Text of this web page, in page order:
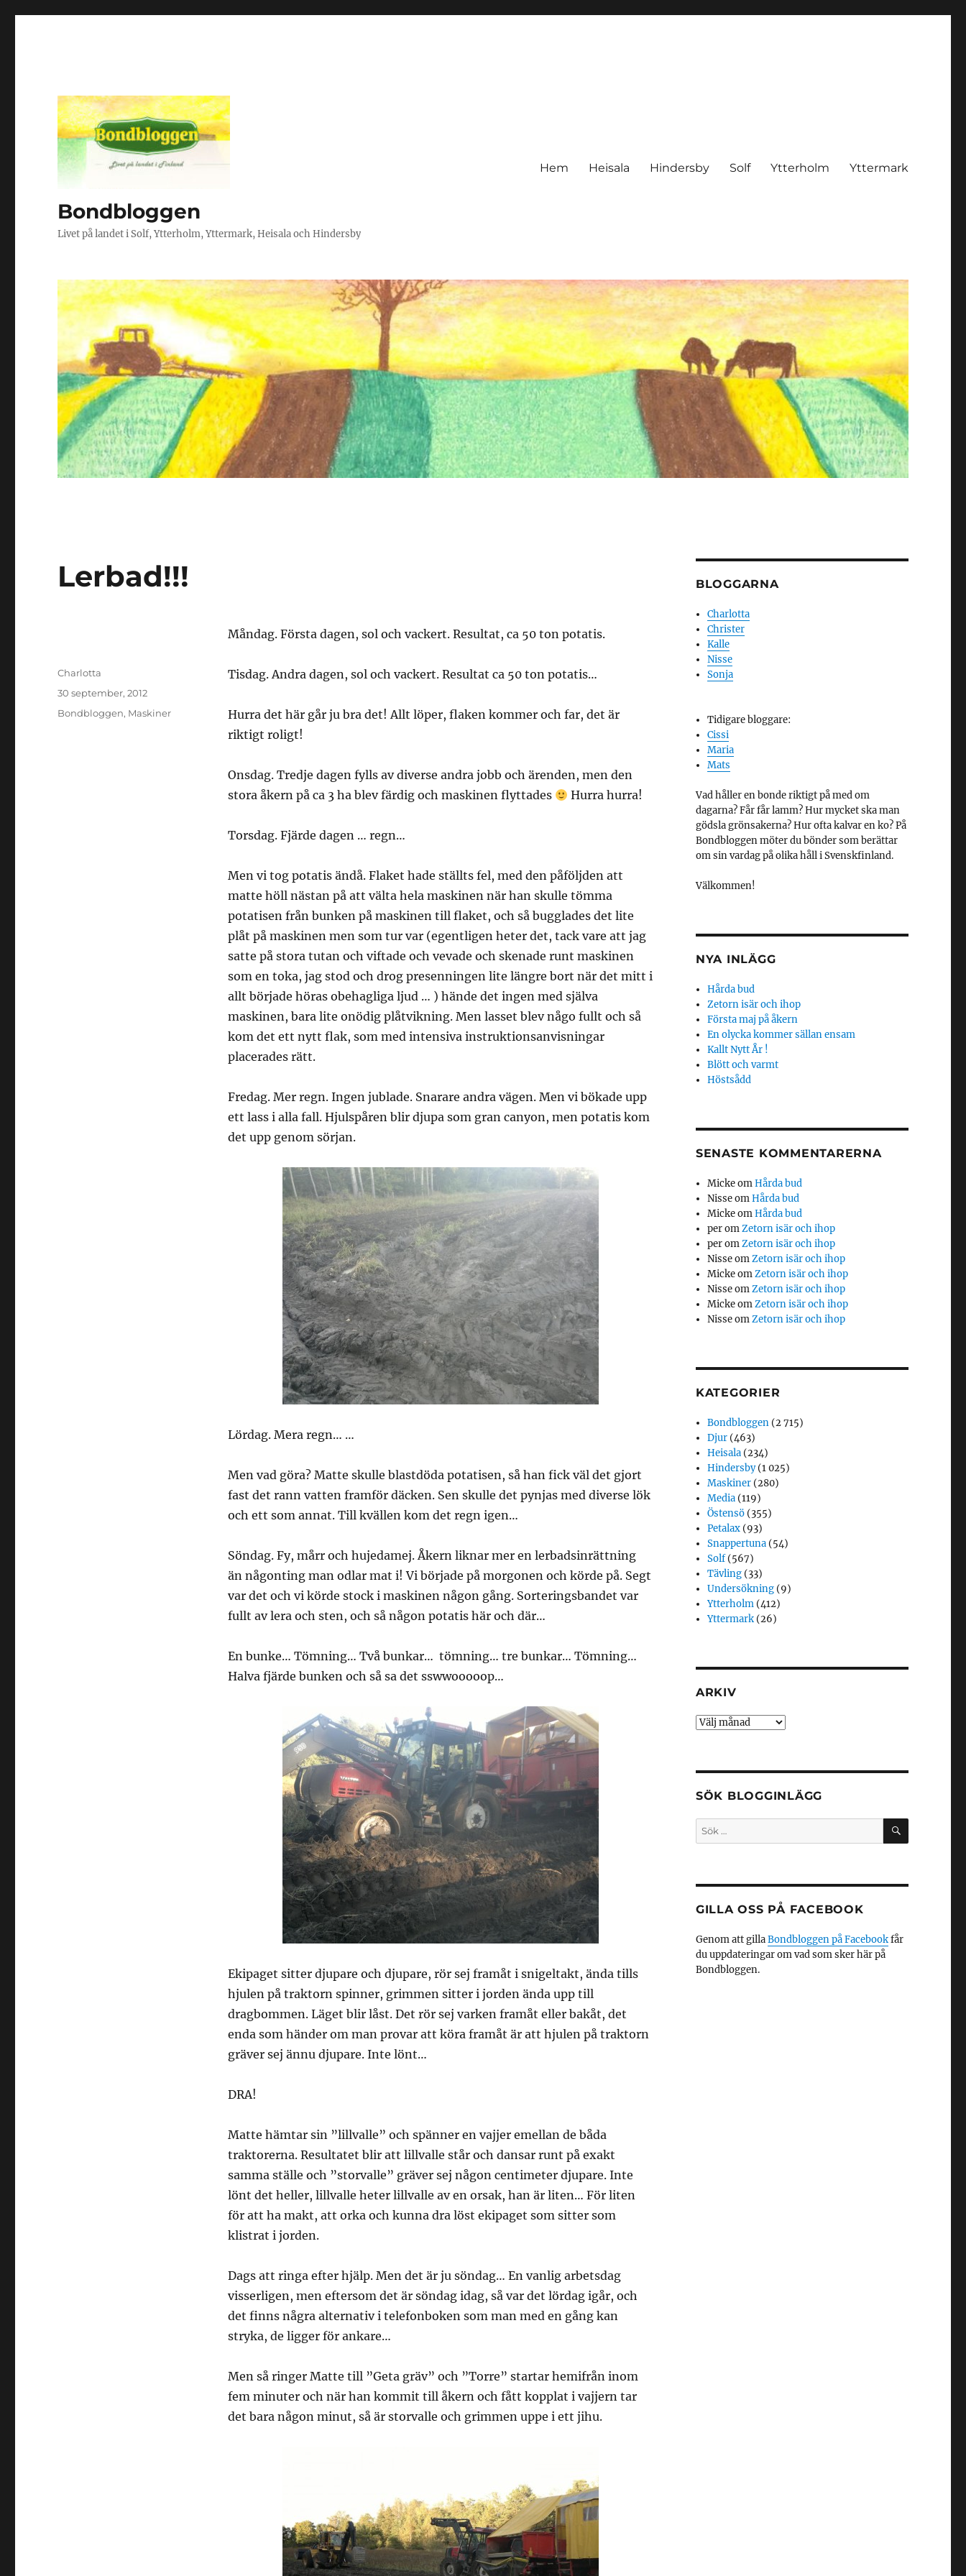
Bondbloggen
Livet på landet i Solf, Ytterholm, Yttermark, Heisala och Hindersby
Hem Heisala Hindersby Solf Ytterholm Yttermark
Lerbad!!!
Måndag. Första dagen, sol och vackert. Resultat, ca 50 ton potatis.
Tisdag. Andra dagen, sol och vackert. Resultat ca 50 ton potatis…
Hurra det här går ju bra det! Allt löper, flaken kommer och far, det är
riktigt roligt!
Onsdag. Tredje dagen fylls av diverse andra jobb och ärenden, men den
stora åkern på ca 3 ha blev färdig och maskinen flyttades
Hurra hurra!
Torsdag. Fjärde dagen … regn…
Men vi tog potatis ändå. Flaket hade ställts fel, med den påföljden att
matte höll nästan på att välta hela maskinen när han skulle tömma
potatisen från bunken på maskinen till flaket, och så bugglades det lite
plåt på maskinen men som tur var (egentligen heter det, tack vare att jag
satte på stora tutan och viftade och vevade och skenade runt maskinen
som en toka, jag stod och drog presenningen lite längre bort när det mitt i
allt började höras obehagliga ljud … ) hände det ingen med själva
maskinen, bara lite onödig plåtvikning. Men lasset blev någo fullt och så
kom det ett nytt flak, som med intensiva instruktionsanvisningar
placerades rätt.
Fredag. Mer regn. Ingen jublade. Snarare andra vägen. Men vi bökade upp
ett lass i alla fall. Hjulspåren blir djupa som gran canyon, men potatis kom
det upp genom sörjan.
Lördag. Mera regn… …
Men vad göra? Matte skulle blastdöda potatisen, så han fick väl det gjort
fast det rann vatten framför däcken. Sen skulle det pynjas med diverse lök
och ett som annat. Till kvällen kom det regn igen…
Söndag. Fy, mårr och hujedamej. Åkern liknar mer en lerbadsinrättning
än någonting man odlar mat i! Vi började på morgonen och körde på. Segt
var det och vi körde stock i maskinen någon gång. Sorteringsbandet var
fullt av lera och sten, och så någon potatis här och där…
En bunke… Tömning… Två bunkar… tömning… tre bunkar… Tömning…
Halva fjärde bunken och så sa det sswwooooop…
Ekipaget sitter djupare och djupare, rör sej framåt i snigeltakt, ända tills
hjulen på traktorn spinner, grimmen sitter i jorden ända upp till
dragbommen. Läget blir låst. Det rör sej varken framåt eller bakåt, det
enda som händer om man provar att köra framåt är att hjulen på traktorn
gräver sej ännu djupare. Inte lönt…
DRA!
Matte hämtar sin ”lillvalle” och spänner en vajjer emellan de båda
traktorerna. Resultatet blir att lillvalle står och dansar runt på exakt
samma ställe och ”storvalle” gräver sej någon centimeter djupare. Inte
lönt det heller, lillvalle heter lillvalle av en orsak, han är liten… För liten
för att ha makt, att orka och kunna dra löst ekipaget som sitter som
klistrat i jorden.
Dags att ringa efter hjälp. Men det är ju söndag… En vanlig arbetsdag
visserligen, men eftersom det är söndag idag, så var det lördag igår, och
det finns några alternativ i telefonboken som man med en gång kan
stryka, de ligger för ankare…
Men så ringer Matte till ”Geta gräv” och ”Torre” startar hemifrån inom
fem minuter och när han kommit till åkern och fått kopplat i vajjern tar
det bara någon minut, så är storvalle och grimmen uppe i ett jihu.
Författare
Charlotta
Publicerat
30 september, 2012
Kategorier
Bondbloggen, Maskiner
BLOGGARNA
Charlotta
Christer
Kalle
Nisse
Sonja
Tidigare bloggare:
Cissi
Maria
Mats
Vad håller en bonde riktigt på med om
dagarna? Får får lamm? Hur mycket ska man
gödsla grönsakerna? Hur ofta kalvar en ko? På
Bondbloggen möter du bönder som berättar
om sin vardag på olika håll i Svenskfinland.
Välkommen!
NYA INLÄGG
Hårda bud
Zetorn isär och ihop
Första maj på åkern
En olycka kommer sällan ensam
Kallt Nytt År !
Blött och varmt
Höstsådd
SENASTE KOMMENTARERNA
MickeomHårda bud
NisseomHårda bud
MickeomHårda bud
peromZetorn isär och ihop
peromZetorn isär och ihop
NisseomZetorn isär och ihop
MickeomZetorn isär och ihop
NisseomZetorn isär och ihop
MickeomZetorn isär och ihop
NisseomZetorn isär och ihop
KATEGORIER
Bondbloggen (2 715)
Djur (463)
Heisala (234)
Hindersby(1 025)
Maskiner (280)
Media (119)
Östensö (355)
Petalax (93)
Snappertuna (54)
Solf(567)
Tävling (33)
Undersökning (9)
Ytterholm (412)
Yttermark (26)
ARKIV
Arkiv
SÖK BLOGGINLÄGG
Sök
efter:
SÖK
GILLA OSS PÅ FACEBOOK
Genom att gillaBondbloggen på Facebookfår
du uppdateringar om vad som sker här på
Bondbloggen.